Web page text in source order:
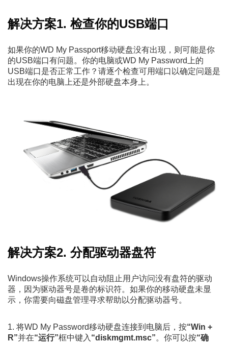
解决方案1. 检查你的USB端口
如果你的WD My Passport移动硬盘没有出现，则可能是你
的USB端口有问题。你的电脑或WD My Password上的
USB端口是否正常工作？请逐个检查可用端口以确定问题是
出现在你的电脑上还是外部硬盘本身上。
解决方案2. 分配驱动器盘符
Windows操作系统可以自动阻止用户访问没有盘符的驱动
器，因为驱动器号是卷的标识符。如果你的移动硬盘未显
示，你需要向磁盘管理寻求帮助以分配驱动器号。
1. 将WD My Password移动硬盘连接到电脑后，按“Win +
R”并在“运行”框中键入 “diskmgmt.msc”。你可以按“确